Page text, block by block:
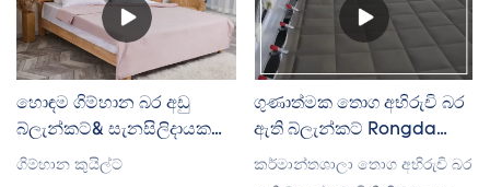
විවේකී හැඟීමක් ඇති කරයි, එය
අත්‍යවශ්‍යයෙන්ම සම්පූර්ණ
ශරීරයක් වැළඳ ගැනීමක් ලෙස
සැලකේ. ඔබ ආතතිය හා කාංසාව
සමඟ පොරබදන්නේ නම්, බර
තේරීමක් වේ.
ඔබව සිසිල්ව තබා ගැනීමට
උපකාරී වන සිසිලන මූලද්‍රව්‍ය
ඇතුළත් වේ. එය හුස්ම ගත හැකි,
වායු ප්‍රවාහය ප්‍රවර්ධනය කරන
අතර එම උණුසුම් හා හුස්ම
ගිම්හානය සඳහා පරිපූර්ණයි. ඔබට
හොඳම ගිම්හාන බර අඩු
බ්ලැන්කට්& සැනසිලිදායක
සැපයුම්කරු
ගිම්හාන කුයිල්ට්
ගුණාත්මක තොග අභිරුචි බර
ඇති බ්ලැන්කට් Rongda
විකිණීමට ඇත
කර්මාන්තශාලා තොග අභිරුචි බර